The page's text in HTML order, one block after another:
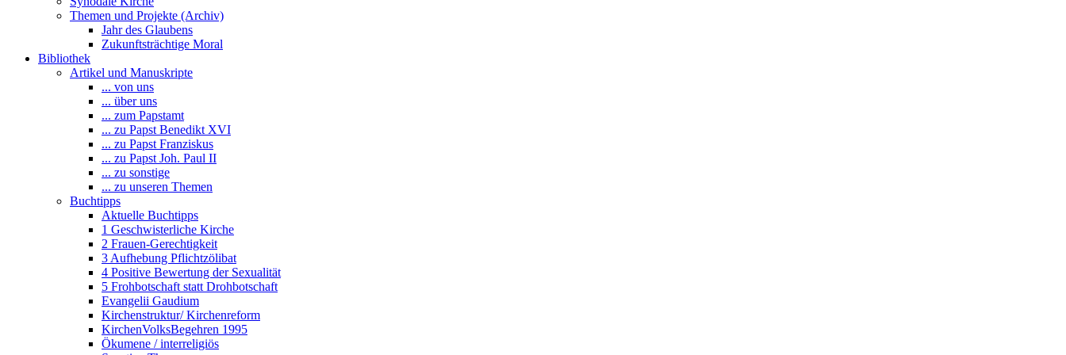
Themen und Projekte (Archiv)
Jahr des Glaubens
Zukunftsträchtige Moral
Bibliothek
Artikel und Manuskripte
... von uns
... über uns
... zum Papstamt
... zu Papst Benedikt XVI
... zu Papst Franziskus
... zu Papst Joh. Paul II
... zu sonstige
... zu unseren Themen
Buchtipps
Aktuelle Buchtipps
1 Geschwisterliche Kirche
2 Frauen-Gerechtigkeit
3 Aufhebung Pflichtzölibat
4 Positive Bewertung der Sexualität
5 Frohbotschaft statt Drohbotschaft
Evangelii Gaudium
Kirchenstruktur/ Kirchenreform
KirchenVolksBegehren 1995
Ökumene / interreligiös